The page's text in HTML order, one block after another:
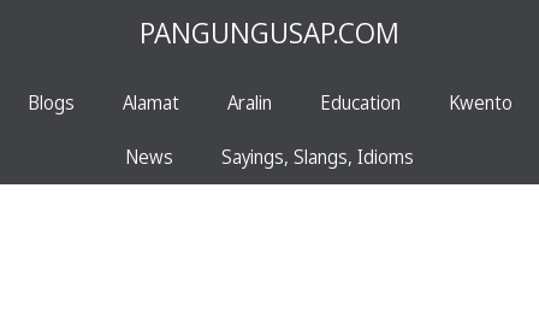
PANGUNGUSAP.COM
Blogs Alamat Aralin Education Kwento
News Sayings, Slangs, Idioms